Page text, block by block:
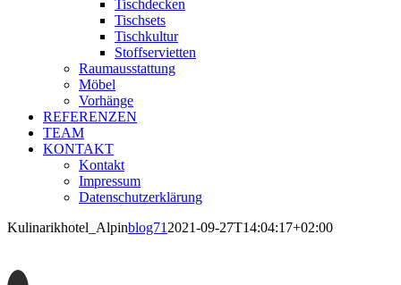
Tischdecken
Tischsets
Tischkultur
Stoffservietten
Raumausstattung
Möbel
Vorhänge
REFERENZEN
TEAM
KONTAKT
Kontakt
Impressum
Datenschutzerklärung
Kulinarikhotel_Alpinblog71 2021-09-27T14:04:17+02:00